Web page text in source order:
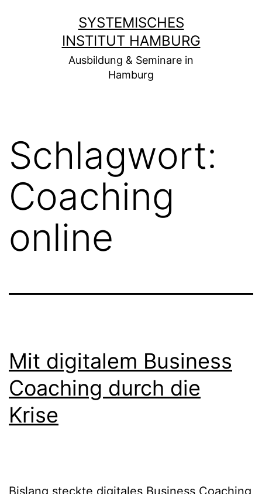
SYSTEMISCHES
INSTITUT HAMBURG
Ausbildung & Seminare in
Hamburg
Schlagwort:
Coaching
online
Mit digitalem Business
Coaching durch die
Krise
Bislang steckte digitales Business Coaching